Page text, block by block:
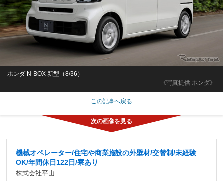
《写真提供 ホンダ》
ホンダ N-BOX 新型（8/36）
この記事へ戻る
機械オペレーター/住宅や商業施設の外壁材/交替制/未経験
OK/年間休日122日/寮あり
株式会社平山